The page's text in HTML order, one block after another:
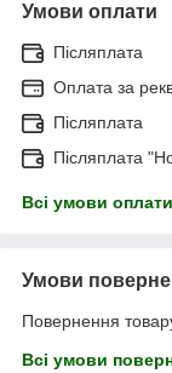
Умови оплати
Післяплата
Оплата за
Післяплата
Післяплата
Всі умови оплати
Умови
Повернення
Всі умови